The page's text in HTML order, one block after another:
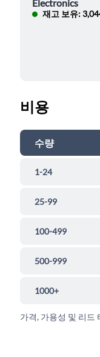
Electronics
재고 보유:
비용
수량
1-24
25-99
100-499
500-999
1000+
가격, 가용성 및 리드